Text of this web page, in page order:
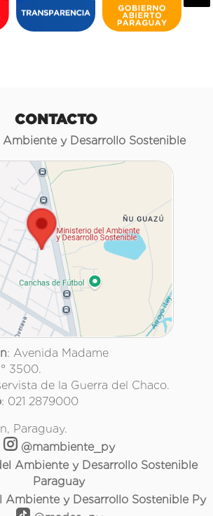
CONTACTO
Ambiente y Desarrollo Sostenible
: Avenida Madame
3500.
de la Guerra del Chaco.
: 021 2879000
Paraguay.
@mambiente_py
Ambiente y Desarrollo Sostenible
Paraguay
Ambiente y Desarrollo Sostenible Py